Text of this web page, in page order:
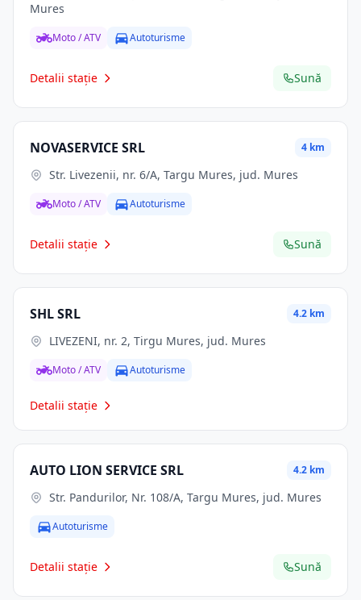
Mures
Moto / ATV Autoturisme
Detalii stație Sună
NOVASERVICE SRL 4 km
Str. Livezenii, nr. 6/A, Targu Mures, jud. Mures
Moto / ATV Autoturisme
Detalii stație Sună
SHL SRL 4.2 km
LIVEZENI, nr. 2, Tirgu Mures, jud. Mures
Moto / ATV Autoturisme
Detalii stație
AUTO LION SERVICE SRL 4.2 km
Str. Pandurilor, Nr. 108/A, Targu Mures, jud. Mures
Autoturisme
Detalii stație Sună